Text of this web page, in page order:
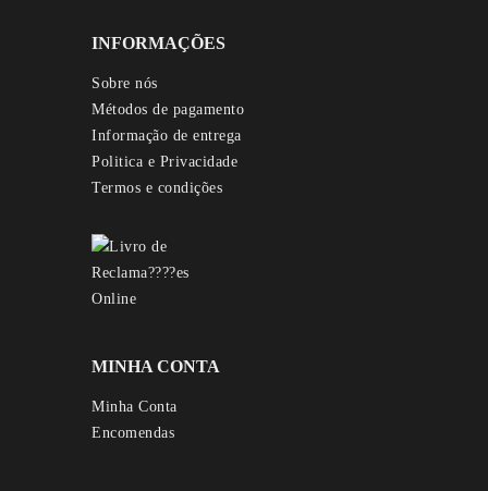
INFORMAÇÕES
Sobre nós
Métodos de pagamento
Informação de entrega
Politica e Privacidade
Termos e condições
MINHA CONTA
Minha Conta
Encomendas